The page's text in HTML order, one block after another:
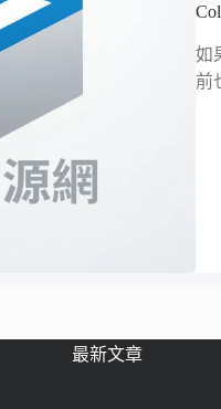
如
前
最新文章